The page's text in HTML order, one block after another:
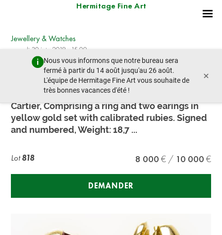
Hermitage Fine Art
Nous vous informons que notre bureau sera
fermé à partir du 14 août jusqu'au 26 août.
L'équipe de Hermitage Fine Art vous souhaite de
très bonnes vacances d'été !
×
Jewellery & Watches
samedi 30 juin 2018 - 15:00
lot précédent lot suivant
Cartier. Ruby demi-parure
Cartier, Comprising a ring and two earings in
yellow gold set with calibrated rubies. Signed
and numbered, Weight: 18,7 ...
Lot818 8 000 10 000
DEMANDER